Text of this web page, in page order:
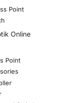
Point
Online
Point